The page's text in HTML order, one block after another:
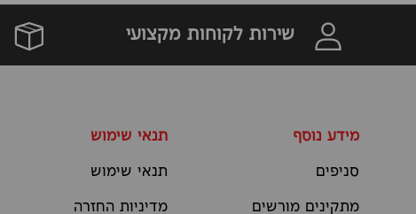
שירות לקוחות מקצועי
מידע נוסף
סניפים
מתקינים מורשים
תנאי שימוש
תנאי שימוש
מדיניות החזרה